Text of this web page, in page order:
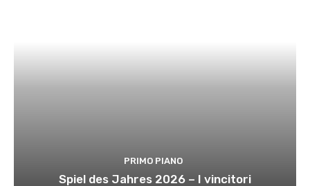
PRIMO PIANO
Spiel des Jahres 2026 – I vincitori